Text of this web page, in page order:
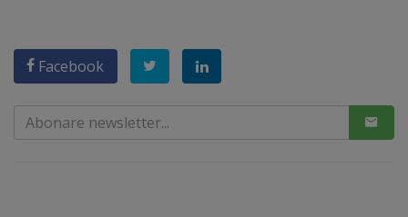
Facebook